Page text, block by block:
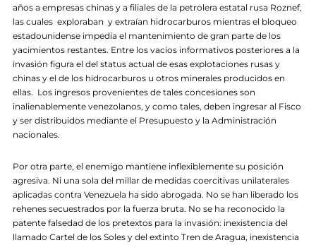
años a empresas chinas y a filiales de la petrolera estatal rusa Roznef,
las cuales exploraban y extraían hidrocarburos mientras el bloqueo
estadounidense impedía el mantenimiento de gran parte de los
yacimientos restantes. Entre los vacíos informativos posteriores a la
invasión figura el del status actual de esas explotaciones rusas y
chinas y el de los hidrocarburos u otros minerales producidos en
ellas. Los ingresos provenientes de tales concesiones son
inalienablemente venezolanos, y como tales, deben ingresar al Fisco
y ser distribuidos mediante el Presupuesto y la Administración
nacionales.
Por otra parte, el enemigo mantiene inflexiblemente su posición
agresiva. Ni una sola del millar de medidas coercitivas unilaterales
aplicadas contra Venezuela ha sido abrogada. No se han liberado los
rehenes secuestrados por la fuerza bruta. No se ha reconocido la
patente falsedad de los pretextos para la invasión: inexistencia del
llamado Cartel de los Soles y del extinto Tren de Aragua, inexistencia